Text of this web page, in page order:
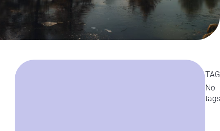
No
tags